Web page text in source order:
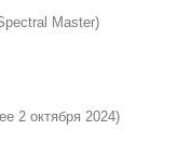
Master)
2 октября 2024)